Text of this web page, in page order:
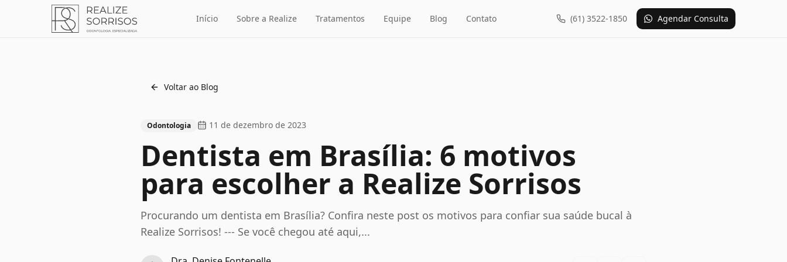
Início Sobre a Realize Tratamentos Equipe Blog Contato (61) 3522-1850 Agendar Consulta
Voltar ao Blog
Odontologia 11 de dezembro de 2023
Dentista em Brasília: 6 motivos
para escolher a Realize Sorrisos
Procurando um dentista em Brasília? Confira neste post os motivos para confiar sua saúde bucal à
Realize Sorrisos! --- Se você chegou até aqui,...